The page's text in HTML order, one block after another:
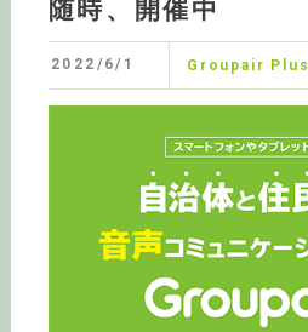
随時、開催中
2022/6/1 Groupair Plus